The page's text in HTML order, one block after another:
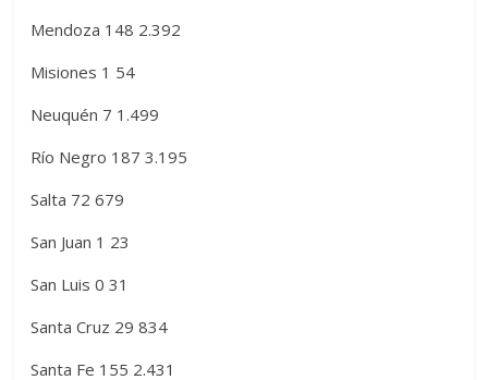
Mendoza 148 2.392
Misiones 1 54
Neuquén 7 1.499
Río Negro 187 3.195
Salta 72 679
San Juan 1 23
San Luis 0 31
Santa Cruz 29 834
Santa Fe 155 2.431